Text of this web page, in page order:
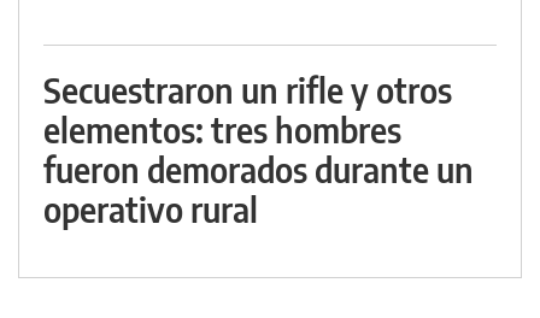
Secuestraron un rifle y otros
elementos: tres hombres
fueron demorados durante un
operativo rural